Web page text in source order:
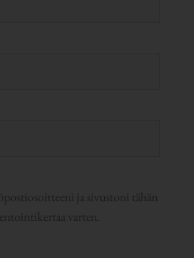
ja sivustoni tähän
varten.